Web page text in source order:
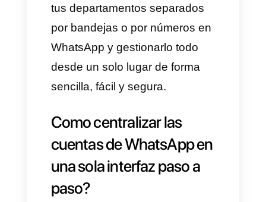
números de WhatsApp en un
solo lugar y gestionar todos los
mensajes en una sola
plataforma para que toda la
Supervisión sencilla por cada
número en WhatsApp